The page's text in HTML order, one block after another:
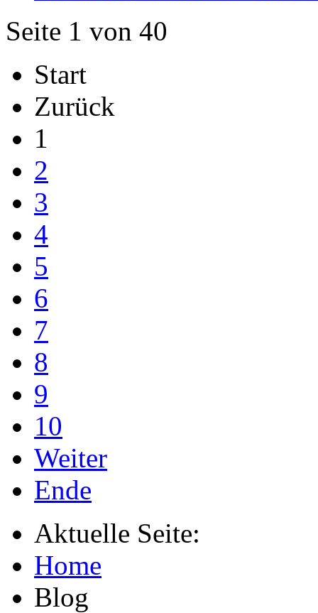
Seite 1 von 40
Start
Zurück
1
2
3
4
5
6
7
8
9
10
Weiter
Ende
Aktuelle Seite:
Home
Blog